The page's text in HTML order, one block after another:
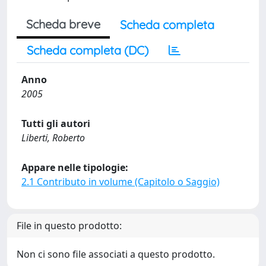
Scheda breve
Scheda completa
Scheda completa (DC)
Anno
2005
Tutti gli autori
Liberti, Roberto
Appare nelle tipologie:
2.1 Contributo in volume (Capitolo o Saggio)
File in questo prodotto:
Non ci sono file associati a questo prodotto.